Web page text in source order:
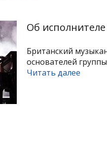
Об исполнителе
Британский
основателей
Читать далее